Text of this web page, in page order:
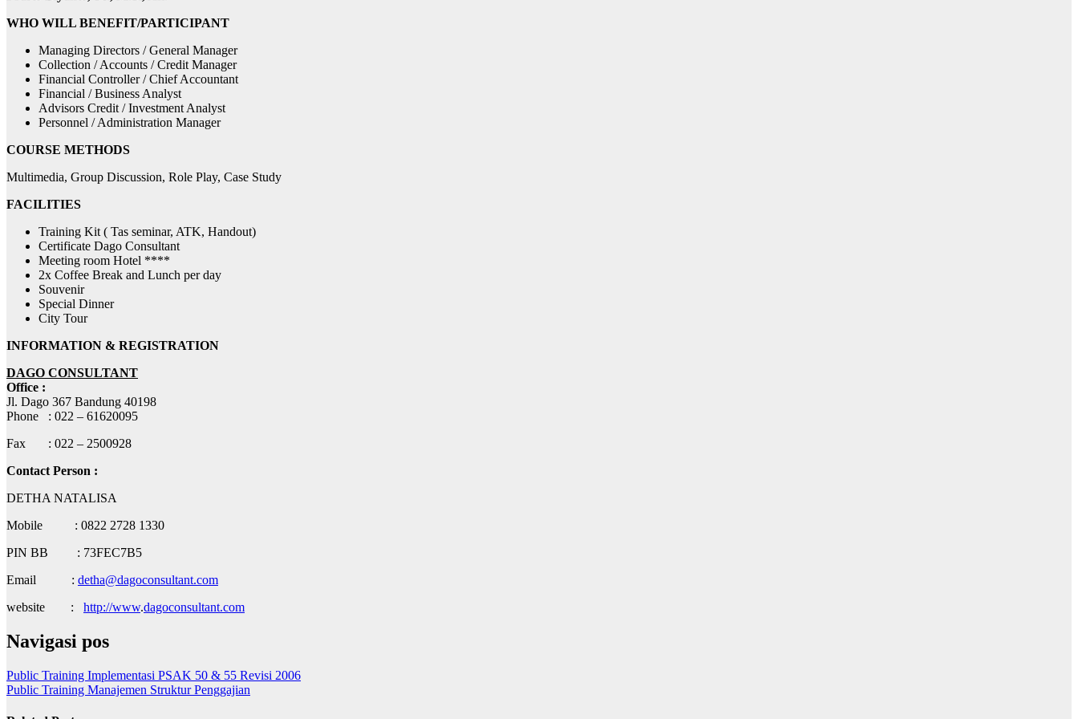
WHO WILL BENEFIT/PARTICIPANT
Managing Directors / General Manager
Collection / Accounts / Credit Manager
Financial Controller / Chief Accountant
Financial / Business Analyst
Advisors Credit / Investment Analyst
Personnel / Administration Manager
COURSE METHODS
Multimedia, Group Discussion, Role Play, Case Study
FACILITIES
Training Kit ( Tas seminar, ATK, Handout)
Certificate Dago Consultant
Meeting room Hotel ****
2x Coffee Break and Lunch per day
Souvenir
Special Dinner
City Tour
INFORMATION & REGISTRATION
DAGO CONSULTANT
Office :
Jl. Dago 367 Bandung 40198
Phone : 022 – 61620095
Fax : 022 – 2500928
Contact Person :
DETHA NATALISA
Mobile : 0822 2728 1330
PIN BB : 73FEC7B5
Email : detha@dagoconsultant.com
website : http://www.dagoconsultant.com
Navigasi pos
Public Training Implementasi PSAK 50 & 55 Revisi 2006
Public Training Manajemen Struktur Penggajian